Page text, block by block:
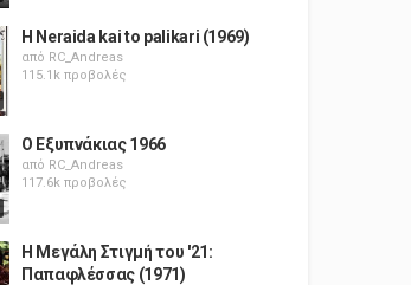
H Neraida kai to palikari (1969)
από RC_Andreas
115.1k προβολές
Ο Εξυπνάκιας 1966
από RC_Andreas
117.6k προβολές
Η Μεγάλη Στιγμή του '21:
Παπαφλέσσας (1971)